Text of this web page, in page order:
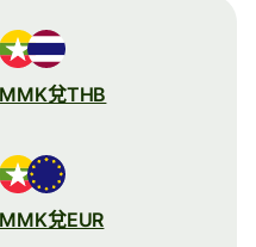
MMK兌THB
MMK兌EUR